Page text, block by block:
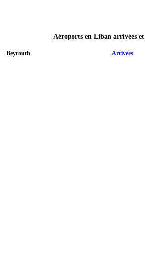
Aéroports en Liban arrivées
Beyrouth Arrivées